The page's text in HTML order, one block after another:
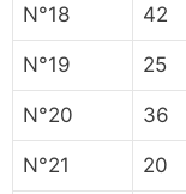
N°18 42
N°19 25
N°20 36
N°21 20